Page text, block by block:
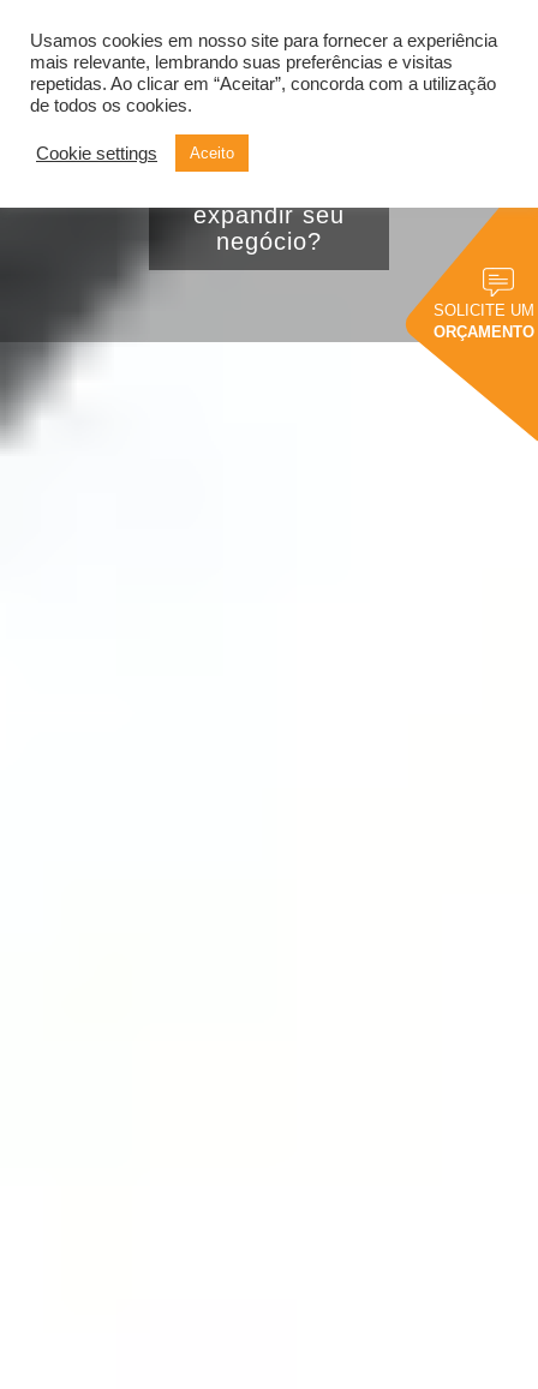
SOLICITE UM
ORÇAMENTO
Alternar
Como usar Big Data
expandir seu
negócio?
Usamos cookies em nosso site para fornecer a experiência
mais relevante, lembrando suas preferências e visitas
repetidas. Ao clicar em “Aceitar”, concorda com a utilização
de todos os cookies.
Cookie settings Aceito